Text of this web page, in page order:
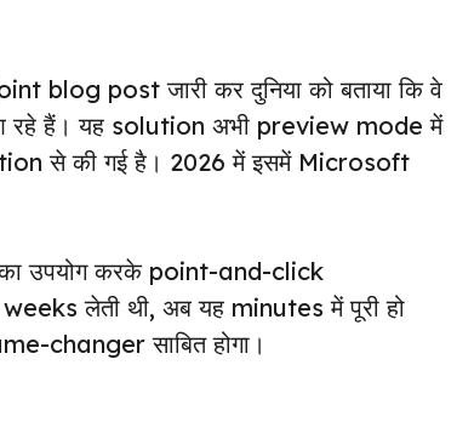
blog post जारी कर दुनिया को बताया कि वे
हैं। यह solution अभी preview mode में
से की गई है। 2026 में इसमें Microsoft
उपयोग करके point-and-click
लेती थी, अब यह minutes में पूरी हो
changer साबित होगा।